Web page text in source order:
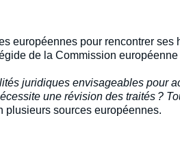
européennes pour rencontrer ses
de la Commission
juridiques envisageables pour
une révision des traités ?
plusieurs sources européennes.